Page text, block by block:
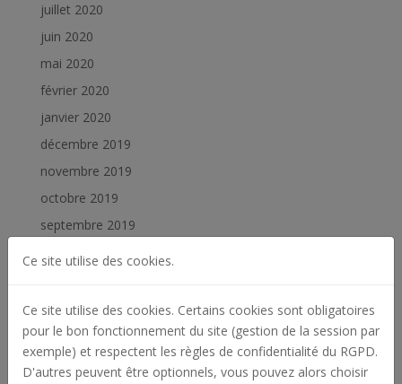
juillet 2020
juin 2020
mai 2020
février 2020
janvier 2020
décembre 2019
novembre 2019
octobre 2019
septembre 2019
juillet 2019
février 2019
janvier 2019
Catégories
Ce site utilise des cookies.
Ce site utilise des cookies. Certains cookies sont obligatoires
pour le bon fonctionnement du site (gestion de la session par
exemple) et respectent les règles de confidentialité du RGPD.
D'autres peuvent être optionnels, vous pouvez alors choisir